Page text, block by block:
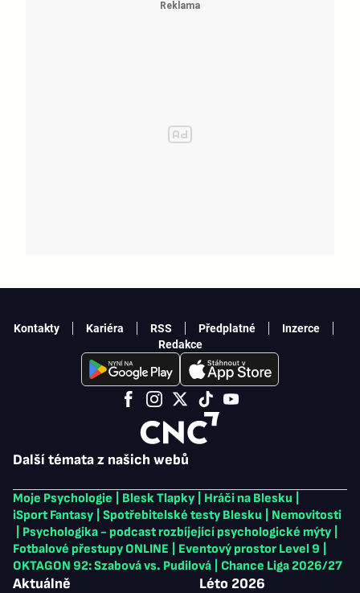
Další témata z našich webů
Moje Psychologie Blesk Tlapky Hráči na Blesku
iSport Fantasy
Spotřebitelské testy Blesku
Nemovitosti
Psychologika - podcast rozbíjející psychologické mýty
Fotbalové přestupy ONLINE
Eventový prostor Level 9
OKTAGON 92: Szabová vs. Pudilová
Chance Liga 2026/27
Aktuálně Léto 2026
Kontakty Kariéra RSS Předplatné
Inzerce
Redakce